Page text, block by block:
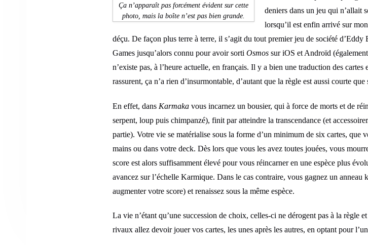
Ça n’apparaît pas forcément évident sur cette
photo, mais la boîte n’est pas bien grande.
deniers dans un jeu qui n’allait
lorsqu’il est enfin arrivé sur
déçu. De façon plus terre à terre, il s’agit du tout premier jeu de société
Games jusqu’alors connu pour avoir sorti Osmos sur iOS et Androïd
n’existe pas, à l’heure actuelle, en français. Il y a bien une traduction des
rassurent, ça n’a rien d’insurmontable, d’autant que la règle est aussi courte que
En effet, dans Karmaka vous incarnez un bousier, qui à force de morts et de
serpent, loup puis chimpanzé), finit par atteindre la transcendance (et
partie). Votre vie se matérialise sous la forme d’un minimum de six cartes, que
mains ou dans votre deck. Dès lors que vous les avez toutes jouées, vous
score est alors suffisamment élevé pour vous réincarner en une espèce plus
avancez sur l’échelle Karmique. Dans le cas contraire, vous gagnez un
augmenter votre score) et renaissez sous la même espèce.
La vie n’étant qu’une succession de choix, celles-ci ne dérogent pas à la règle
rivaux allez devoir jouer vos cartes, les unes après les autres, en optant pour